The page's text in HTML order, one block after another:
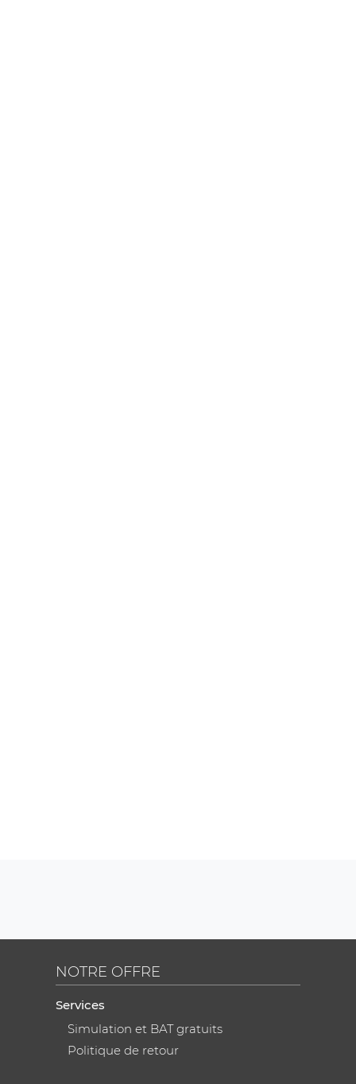
NOTRE OFFRE
Services
Simulation et BAT gratuits
Politique de retour